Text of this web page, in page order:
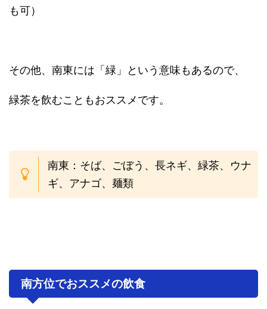
も可）
その他、南東には「緑」という意味もあるので、
緑茶を飲むこともおススメです。
南東：そば、ごぼう、長ネギ、緑茶、ウナ
ギ、アナゴ、麺類
南方位でおススメの飲食